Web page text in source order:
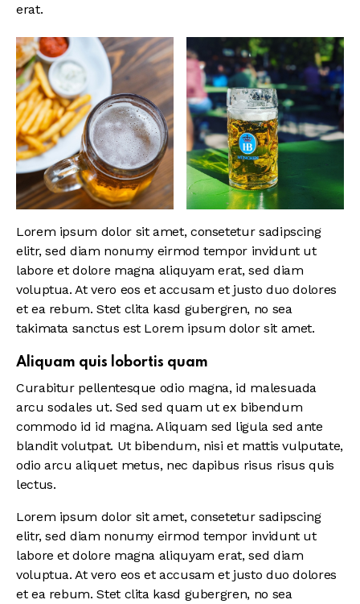
erat.
Lorem ipsum dolor sit amet, consetetur sadipscing
elitr, sed diam nonumy eirmod tempor invidunt ut
labore et dolore magna aliquyam erat, sed diam
voluptua. At vero eos et accusam et justo duo dolores
et ea rebum. Stet clita kasd gubergren, no sea
takimata sanctus est Lorem ipsum dolor sit amet.
Aliquam quis lobortis quam
Curabitur pellentesque odio magna, id malesuada
arcu sodales ut. Sed sed quam ut ex bibendum
commodo id id magna. Aliquam sed ligula sed ante
blandit volutpat. Ut bibendum, nisi et mattis vulputate,
odio arcu aliquet metus, nec dapibus risus risus quis
lectus.
Lorem ipsum dolor sit amet, consetetur sadipscing
elitr, sed diam nonumy eirmod tempor invidunt ut
labore et dolore magna aliquyam erat, sed diam
voluptua. At vero eos et accusam et justo duo dolores
et ea rebum. Stet clita kasd gubergren, no sea